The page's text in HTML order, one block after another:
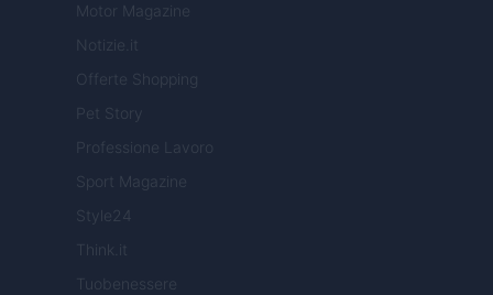
Motor Magazine
Notizie.it
Offerte Shopping
Pet Story
Professione Lavoro
Sport Magazine
Style24
Think.it
Tuobenessere